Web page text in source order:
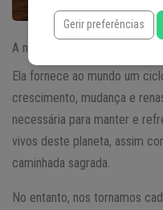
A natureza é o grande
Ela fornece ao mundo um
crescimento, mudança e
necessária para manter e
vivos deste planeta, assim
caminhada sagrada.
No entanto, nos tornamos
Gerir preferências